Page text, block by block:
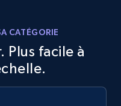
number,
Manufacturer,
CATÉGORIE
Plus facile à